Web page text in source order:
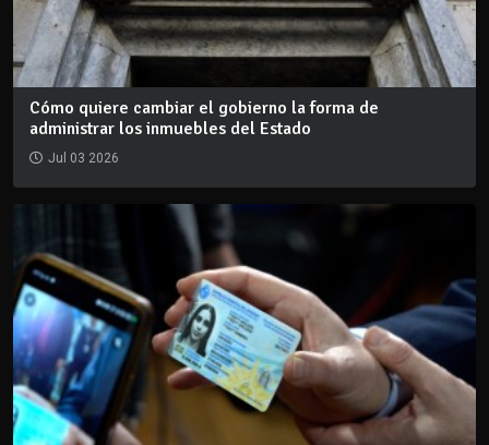
Cómo quiere cambiar el gobierno la forma de
administrar los inmuebles del Estado
Jul 03 2026